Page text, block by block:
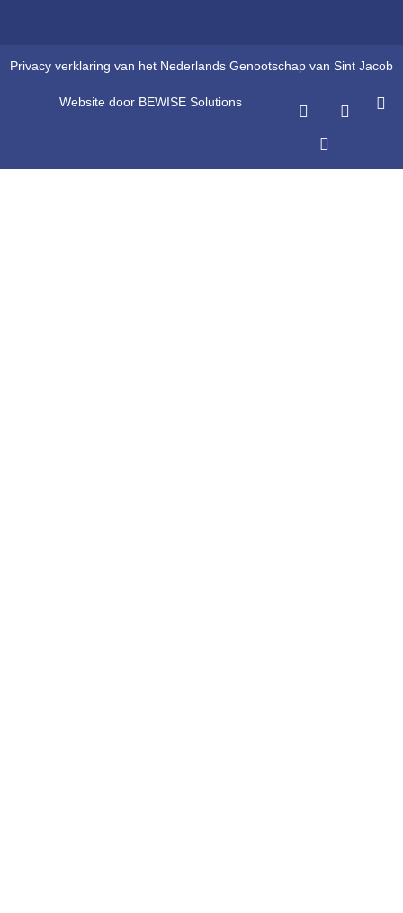
Privacy verklaring van het Nederlands Genootschap van Sint Jacob
Website door BEWISE Solutions